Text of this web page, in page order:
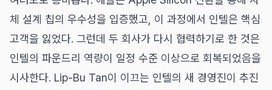
체 설계 칩의 우수성을 입증했고, 이 과정에서 인텔은 핵심
고객을 잃었다. 그런데 두 회사가 다시 협력하기로 한 것은
인텔의 파운드리 역량이 일정 수준 이상으로 회복되었음을
시사한다. Lip-Bu Tan이 이끄는 인텔의 새 경영진이 추진